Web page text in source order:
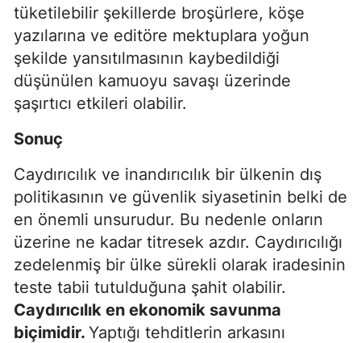
tüketilebilir şekillerde broşürlere, köşe
yazılarına ve editöre mektuplara yoğun
şekilde yansıtılmasının kaybedildiği
düşünülen kamuoyu savaşı üzerinde
şaşırtıcı etkileri olabilir.
Sonuç
Caydırıcılık ve inandırıcılık bir ülkenin dış
politikasının ve güvenlik siyasetinin belki de
en önemli unsurudur. Bu nedenle onların
üzerine ne kadar titresek azdır. Caydırıcılığı
zedelenmiş bir ülke sürekli olarak iradesinin
teste tabii tutulduğuna şahit olabilir.
Caydırıcılık en ekonomik savunma
biçimidir. Yaptığı tehditlerin arkasını